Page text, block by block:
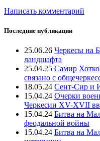
Написать комментарий
Последние публикации
25.06.26 Черкесы на
ландшафта
25.04.25 Самир
связано с
18.05.24 Сент-Сир и
15.04.24 Очерки
Черкесии XV-XVII
15.04.24 Битва на
феодальной войны
15.04.24 Битва на